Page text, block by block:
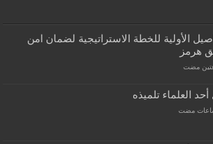
الأولية للخطة الاستراتيجية لضمان امن
هرمز
مضت
العلماء تلميذه